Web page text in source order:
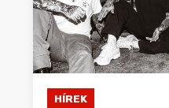
KULT
MÁSVILÁG
BLOGHÍREK